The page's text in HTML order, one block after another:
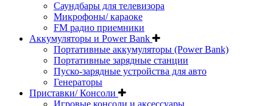
Саундбары для телевизора
Микрофоны/ караоке
FM радио приемники
Аккумуляторы и Power Bank
Портативные аккумуляторы (Power Bank)
Портативные зарядные станции
Пуско-зарядные устройства для авто
Генераторы
Приставки/ Консоли
Игровые консоли и аксессуары